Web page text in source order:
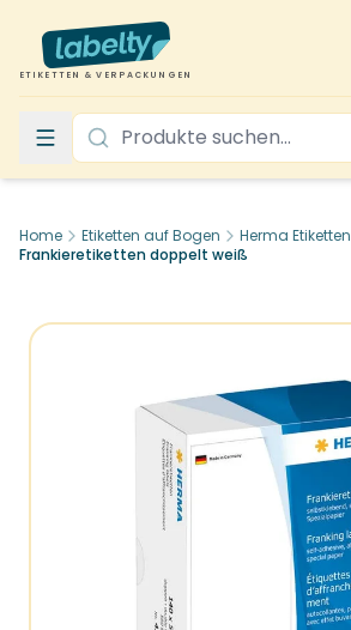
ETIKETTEN & VERPACKUNGEN
Home Etiketten auf Bogen
Herma Etiketten
Frankieretiketten doppelt weiß